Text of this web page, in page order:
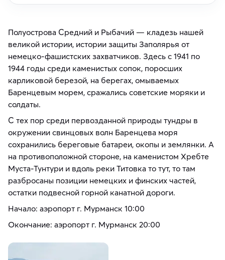
Полуострова Средний и Рыбачий — кладезь нашей
великой истории, истории защиты Заполярья от
немецко-фашистских захватчиков. Здесь с 1941 по
1944 годы среди каменистых сопок, поросших
карликовой березой, на берегах, омываемых
Баренцевым морем, сражались советские моряки и
солдаты.
С тех пор среди первозданной природы тундры в
окружении свинцовых волн Баренцева моря
сохранились береговые батареи, окопы и землянки. А
на противоположной стороне, на каменистом Хребте
Муста-Тунтури и вдоль реки Титовка то тут, то там
разбросаны позиции немецких и финских частей,
остатки подвесной горной канатной дороги.
Начало: аэропорт г. Мурманск 10:00
Окончание: аэропорт г. Мурманск 20:00